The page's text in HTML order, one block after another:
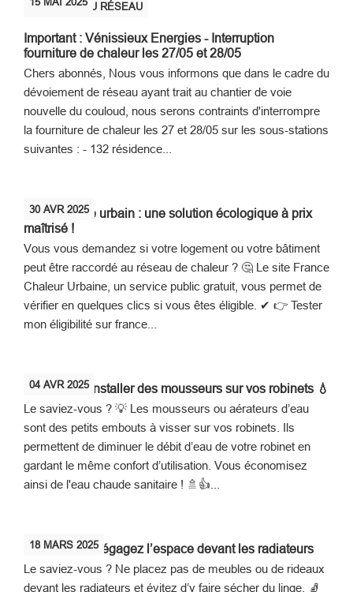
Important : Vénissieux Energies - Interruption
fourniture de chaleur les 27/05 et 28/05
Chers abonnés, Nous vous informons que dans le cadre du
dévoiement de réseau ayant trait au chantier de voie
nouvelle du couloud, nous serons contraints d'interrompre
la fourniture de chaleur les 27 et 28/05 sur les sous-stations
suivantes : - 132 résidence...
COUPURE DU RÉSEAU
30AVR 2025
Le chauffage urbain : une solution écologique à prix
maîtrisé !
Vous vous demandez si votre logement ou votre bâtiment
peut être raccordé au réseau de chaleur ? 🤔 Le site France
Chaleur Urbaine, un service public gratuit, vous permet de
vérifier en quelques clics si vous êtes éligible. ✔ 👉 Tester
mon éligibilité sur france...
04AVR 2025
Éco-geste : Installer des mousseurs sur vos robinets 💧
Le saviez-vous ? 💡 Les mousseurs ou aérateurs d’eau
sont des petits embouts à visser sur vos robinets. Ils
permettent de diminuer le débit d’eau de votre robinet en
gardant le même confort d’utilisation. Vous économisez
ainsi de l'eau chaude sanitaire ! 🚿👍...
18 MARS 2025
Écogestes : Dégagez l’espace devant les radiateurs
Le saviez-vous ? Ne placez pas de meubles ou de rideaux
devant les radiateurs et évitez d’y faire sécher du linge. 🧦